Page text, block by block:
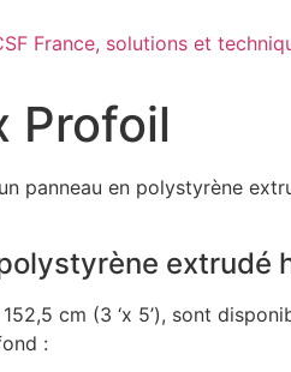
Profoil
panneau en polystyrène
extrudé
cm (3 ‘x 5’), sont
: